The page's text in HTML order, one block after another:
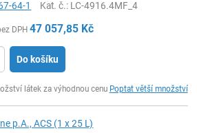
64-1 Kat. č.: LC-4916.4MF_4
DPH 47 057,85 Kč
Do košíku
látek za výhodnou cenu Poptat větší množství
p.A., ACS (1 x 25 L)